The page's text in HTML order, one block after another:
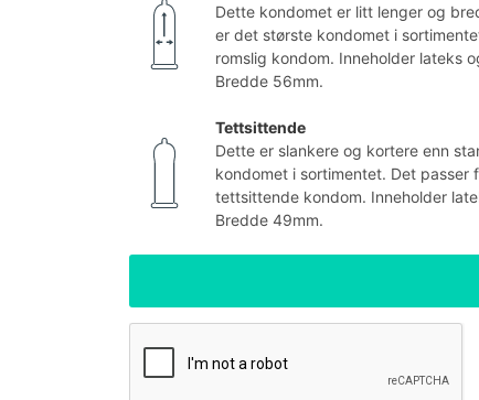
Dette kondomet er litt lenger og
er det største kondomet i
romslig kondom. Inneholder lateks
Bredde 56mm.
Tettsittende
Dette er slankere og kortere enn
kondomet i sortimentet. Det passer
tettsittende kondom. Inneholder
Bredde 49mm.